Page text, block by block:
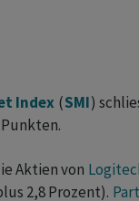
Index (SMI)
Punkten.
Aktien von
2,8 Prozent).